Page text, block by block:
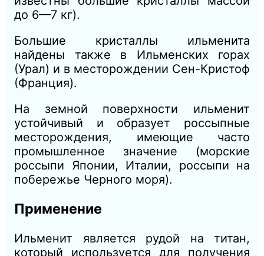
до 6—7 кг).
Большие кристаллы ильменита
найдены также в Ильменских горах
(Урал) и в месторождении Сен-Кристоф
(Франция).
На земной поверхности ильменит
устойчивый и образует россыпные
месторождения, имеющие часто
промышленное значение (морские
россыпи Японии, Италии, россыпи на
побережье Черного моря).
Применение
Ильменит является рудой на титан,
который используется для получения